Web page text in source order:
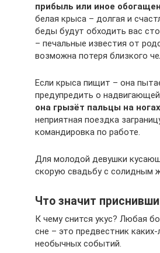
прибыль или иное
белая крыса – долгая и
беды будут обходить вас
– печальные известия от
возможна потеря близкого
Если крыса пищит – она
предупредить о
она грызёт пальцы на ногах
неприятная поездка
командировка по работе.
Для молодой девушки
скорую свадьбу с солидным
Что значит
К чему снится укус? Любая
сне – это предвестник
необычных событий.